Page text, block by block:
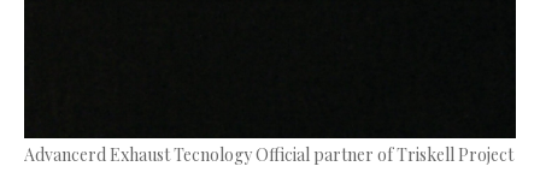
Advancerd Exhaust Tecnology Official partner of Triskell Project